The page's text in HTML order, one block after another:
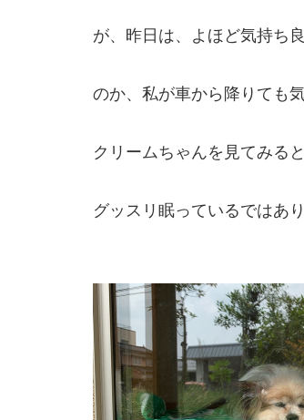
が、昨日は、よほど気持ち
のか、私が車から降りても気
クリームちゃんを見てみる
グッスリ眠っているではあ